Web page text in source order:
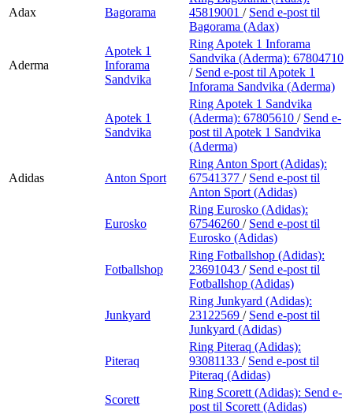
Adax Bagorama
45819001 / Send e-post til
Bagorama (Adax)
Aderma
Apotek 1
Inforama
Sandvika
Ring Apotek 1 Inforama
Sandvika (Aderma): 67804710
/ Send e-post til Apotek 1
Inforama Sandvika (Aderma)
Apotek 1
Sandvika
Ring Apotek 1 Sandvika
(Aderma): 67805610 / Send e-
post til Apotek 1 Sandvika
(Aderma)
Adidas Anton Sport
Ring Anton Sport (Adidas):
67541377 / Send e-post til
Anton Sport (Adidas)
Eurosko
Ring Eurosko (Adidas):
67546260 / Send e-post til
Eurosko (Adidas)
Fotballshop
Ring Fotballshop (Adidas):
23691043 / Send e-post til
Fotballshop (Adidas)
Junkyard
Ring Junkyard (Adidas):
23122569 / Send e-post til
Junkyard (Adidas)
Piteraq
Ring Piteraq (Adidas):
93081133 / Send e-post til
Piteraq (Adidas)
Scorett
Ring Scorett (Adidas): Send e-
post til Scorett (Adidas)